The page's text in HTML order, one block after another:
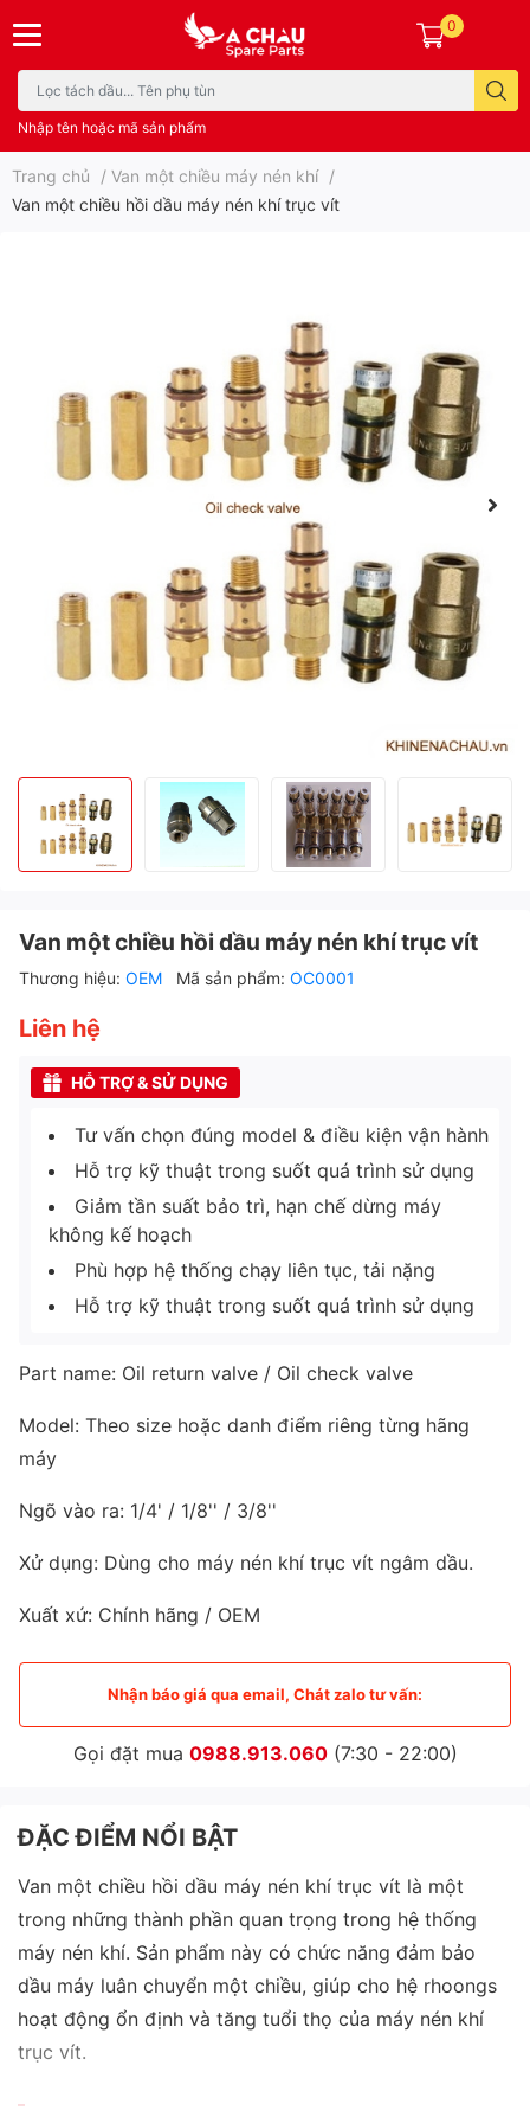
Nhập tên hoặc mã sản phẩm
0
Trang chủ / Van một chiều máy nén khí /
Van một chiều hồi dầu máy nén khí trục vít
Van một chiều hồi dầu máy nén khí trục vít
Thương hiệu: OEM Mã sản phẩm: OC0001
Liên hệ
HỖ TRỢ & SỬ DỤNG
Tư vấn chọn đúng model & điều kiện vận hành
Hỗ trợ kỹ thuật trong suốt quá trình sử dụng
Giảm tần suất bảo trì, hạn chế dừng máy
không kế hoạch
Phù hợp hệ thống chạy liên tục, tải nặng
Hỗ trợ kỹ thuật trong suốt quá trình sử dụng
Part name: Oil return valve / Oil check valve
Model: Theo size hoặc danh điểm riêng từng hãng
máy
Ngõ vào ra: 1/4' / 1/8'' / 3/8''
Xử dụng: Dùng cho máy nén khí trục vít ngâm dầu.
Xuất xứ: Chính hãng / OEM
Nhận báo giá qua email, Chát zalo tư vấn:
Gọi đặt mua 0988.913.060(7:30 - 22:00)
ĐẶC ĐIỂM NỔI BẬT
Van một chiều hồi dầu máy nén khí trục vít là một
trong những thành phần quan trọng trong hệ thống
máy nén khí. Sản phẩm này có chức năng đảm bảo
dầu máy luân chuyển một chiều, giúp cho hệ rhoongs
hoạt động ổn định và tăng tuổi thọ của máy nén khí
trục vít.